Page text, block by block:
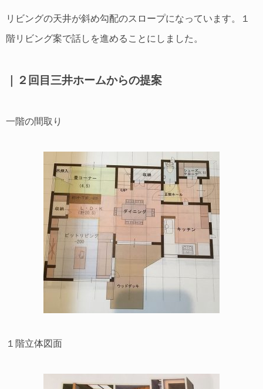
リビングの天井が斜め勾配のスロープになっています。１
階リビング案で話しを進めることにしました。
｜２回目三井ホームからの提案
一階の間取り
１階立体図面